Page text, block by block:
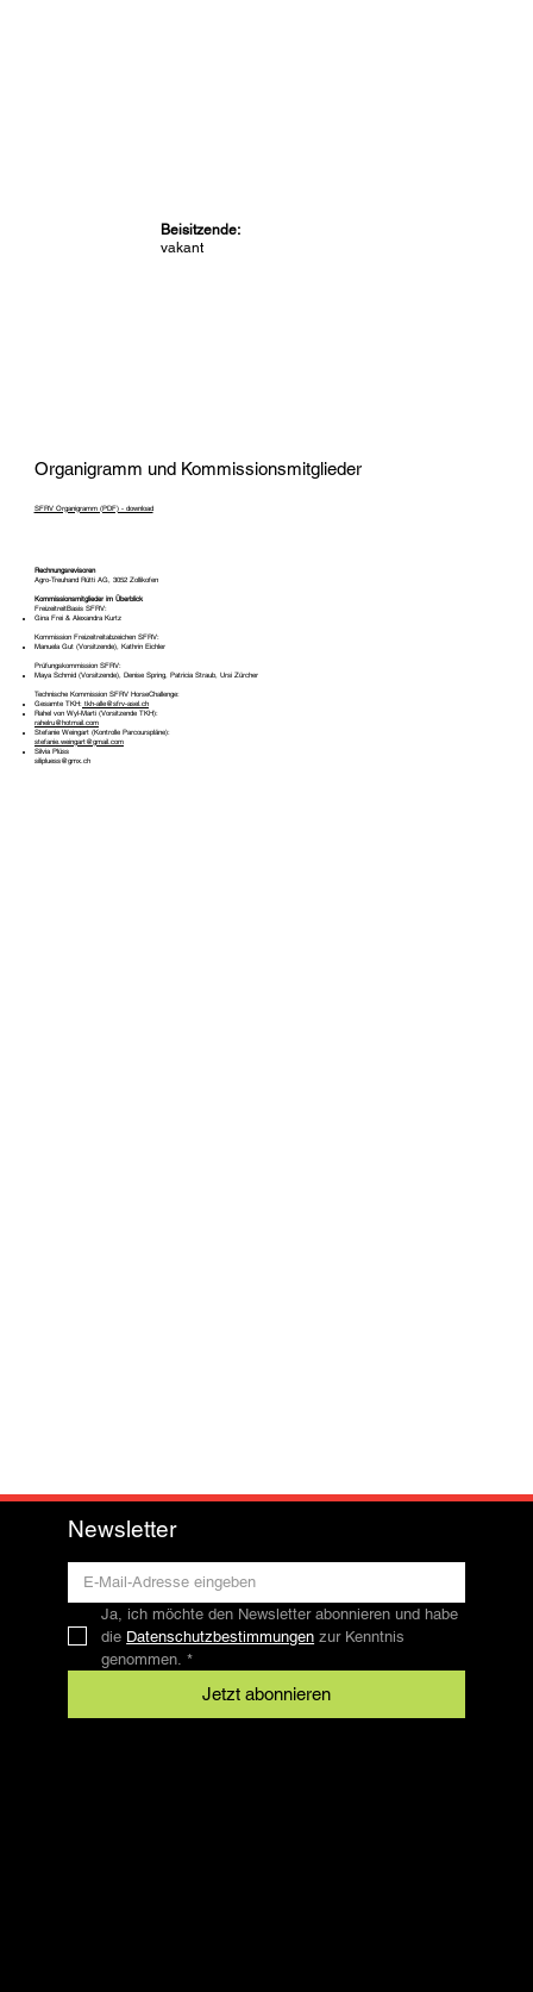
Beisitzende:
vakant
Organigramm und Kommissionsmitglieder
SFRV Organigramm (PDF) - download
Rechnungsrevisoren
Agro-Treuhand Rütti AG, 3052 Zollikofen
Kommissionsmitglieder im Überblick
FreizeitreitBasis SFRV:
Gina Frei & Alexandra Kurtz
Kommission Freizeitreitabzeichen SFRV:
Manuela Gut (Vorsitzende), Kathrin Eichler
Prüfungskommission SFRV:
Maya Schmid (Vorsitzende), Denise Spring, Patricia Straub, Ursi Zürcher
Technische Kommission SFRV HorseChallenge:
Gesamte TKH: tkh-alle@sfrv-asel.ch
Rahel von Wyl-Marti (Vorsitzende TKH):
rahelru@hotmail.com
Stefanie Weingart (Kontrolle Parcourspläne):
stefanie.weingart@gmail.com
Silvia Plüss
silipluess@gmx.ch
Newsletter
Ja, ich möchte den Newsletter abonnieren und habe
die Datenschutzbestimmungen zur Kenntnis
genommen. *
Jetzt abonnieren